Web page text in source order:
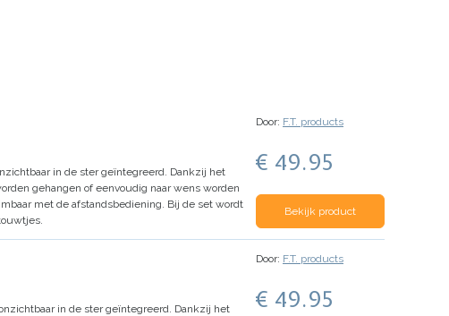
in de ster geïntegreerd. Dankzij het
gehangen of eenvoudig naar wens worden
met de afstandsbediening. Bij de set wordt
Door: F.T. products
€ 49.95
Bekijk product
in de ster geïntegreerd. Dankzij het
Door: F.T. products
€ 49.95